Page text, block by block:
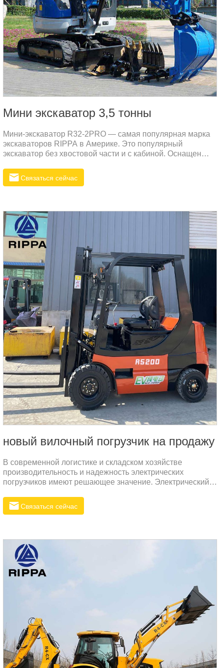
Мини экскаватор 3,5 тонны
Мини-экскаватор R32-2PRO — самая популярная марка
экскаваторов RIPPA в Америке. Это популярный
экскаватор без хвостовой части и с кабиной. Оснащен
удовлетворения рабочих потребностей в различных
сценариях.
Связаться сейчас
новый вилочный погрузчик на продажу
В современной логистике и складском хозяйстве
производительность и надежность электрических
погрузчиков имеют решающее значение. Электрический
благодаря своей мощной мощности и превосходному
качеству.основные компонентыОсновные компоненты
качество и стабильность продукции.
Связаться сейчас